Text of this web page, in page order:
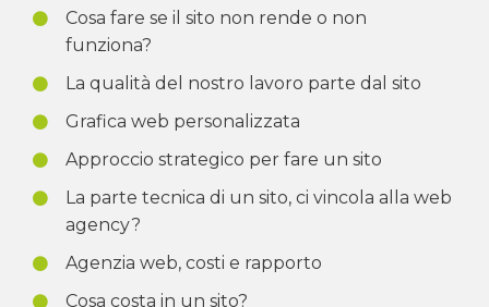
Cosa fare se il sito non rende o non
funziona?
La qualità del nostro lavoro parte dal sito
Grafica web personalizzata
Approccio strategico per fare un sito
La parte tecnica di un sito, ci vincola alla web
agency?
Agenzia web, costi e rapporto
Cosa costa in un sito?